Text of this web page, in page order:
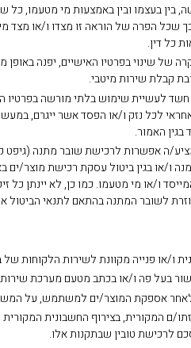
בין בעצמו ובין באמצעות מי מטעמו,
הפרה של הוראה זו מצדו ו/או מצד מי
כל דין.
של שינוי בפרטיו האישיים, יפנה
קבלת שירות מיטבי.
לעשיית שימוש בלתי מורשה בפרטיו
לכל נזק ו/או הפסד אשר ייגרם,
האמור.
ו/או בגין ביטול עסקת רכישת
ו/או מי מטעמו. כמו כן, לא יינתן
לשובר המתנה בהתאם לתנאי הביטול
לרכישת טובין שבתקנות אלו.